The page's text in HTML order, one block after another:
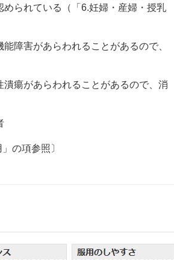
られている（「6.妊婦・産婦・授乳
障害があらわれることがあるので、
瘍があらわれることがあるので、消
の項参照〕
を1日1回朝食後に4週間以上経口投